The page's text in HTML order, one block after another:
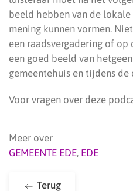
beeld hebben van de
mening kunnen vormen.
een raadsvergadering of
een goed beeld van
gemeentehuis en tijdens de
Voor vragen over deze
Meer over
GEMEENTE EDE, EDE
Terug